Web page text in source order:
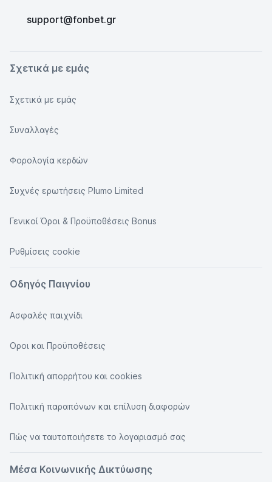
support@fonbet.gr
Σχετικά με εμάς
Σχετικά με εμάς
Συναλλαγές
Φορολογία κερδών
Συχνές ερωτήσεις Plumo Limited
Γενικοί Όροι & Προϋποθέσεις Bonus
Ρυθμίσεις cookie
Οδηγός Παιγνίου
Ασφαλές παιχνίδι
Οροι και Προϋποθέσεις
Πολιτική απορρήτου και cookies
Πολιτική παραπόνων και επίλυση διαφορών
Πώς να ταυτοποιήσετε το λογαριασμό σας
Μέσα Κοινωνικής Δικτύωσης